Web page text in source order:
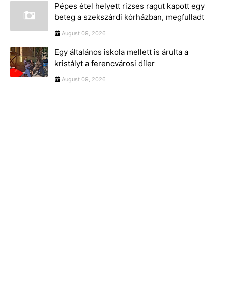
Pépes étel helyett rizses ragut kapott egy
beteg a szekszárdi kórházban, megfulladt
August 09, 2026
Egy általános iskola mellett is árulta a
kristályt a ferencvárosi díler
August 09, 2026